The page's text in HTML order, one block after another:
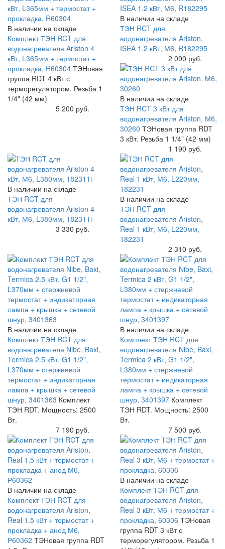
В наличии на складе
Комплект ТЭН RCT для
водонагревателя Ariston 4
кВт, L365мм + термостат +
прокладка, R60304 ТЭНовая
группа RDT 4 кВт с
терморегулятором. Резьба 1
1/4" (42 мм)
5 200 руб.
В наличии на складе
ТЭН RCT для
водонагревателя Ariston,
ISEA 1.2 кВт, М6, R182295
2 090 руб.
В наличии на складе
ТЭН RCT 3 кВт для
водонагревателя Ariston, М6,
30260 ТЭНовая группа RDT
3 кВт. Резьба 1 1/4" (42 мм)
1 190 руб.
В наличии на складе
ТЭН RCT для
водонагревателя Ariston 4
кВт, М6, L380мм, 182311i
3 330 руб.
В наличии на складе
ТЭН RCT для
водонагревателя Ariston,
Real 1 кВт, М6, L220мм,
182231
2 310 руб.
В наличии на складе
Комплект ТЭН RCT для
водонагревателя Nibe, Baxi,
Termica 2.5 кВт, G1 1/2",
L370мм + стержневой
термостат + индикаторная
лампа + крышка + сетевой
шнур, 3401363 Комплект
ТЭН RDT. Мощность: 2500
Вт.
7 190 руб.
В наличии на складе
Комплект ТЭН RCT для
водонагревателя Nibe, Baxi,
Termica 2 кВт, G1 1/2",
L380мм + стержневой
термостат + индикаторная
лампа + крышка + сетевой
шнур, 3401397 Комплект
ТЭН RDT. Мощность: 2500
Вт.
7 500 руб.
В наличии на складе
Комплект ТЭН RCT для
водонагревателя Ariston,
Real 1.5 кВт + термостат +
прокладка + анод М6,
Р60362 ТЭНовая группа RDT
В наличии на складе
Комплект ТЭН RCT для
водонагревателя Ariston,
Real 3 кВт, М6 + термостат +
прокладка, 60306 ТЭНовая
группа RDT 3 кВт с
терморегулятором. Резьба 1